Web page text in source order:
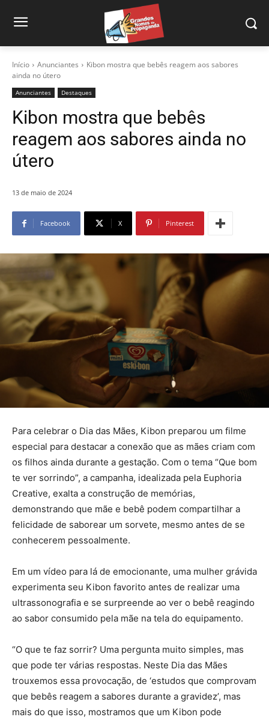
Início Anunciantes
Kibon mostra que bebês reagem aos sabores
ainda no útero
Anunciantes Destaques
Kibon mostra que bebês
reagem aos sabores ainda no
útero
13 de maio de 2024
Facebook X Pinterest
Para celebrar o Dia das Mães, Kibon preparou um filme
especial para destacar a conexão que as mães criam com
os filhos ainda durante a gestação. Com o tema “Que bom
te ver sorrindo”, a campanha, idealizada pela Euphoria
Creative, exalta a construção de memórias,
demonstrando que mãe e bebê podem compartilhar a
felicidade de saborear um sorvete, mesmo antes de se
conhecerem pessoalmente.
Em um vídeo para lá de emocionante, uma mulher grávida
experimenta seu Kibon favorito antes de realizar uma
ultrassonografia e se surpreende ao ver o bebê reagindo
ao sabor consumido pela mãe na tela do equipamento.
“O que te faz sorrir? Uma pergunta muito simples, mas
que pode ter várias respostas. Neste Dia das Mães
trouxemos essa provocação, de ‘estudos que comprovam
que bebês reagem a sabores durante a gravidez’, mas
mais do que isso, mostramos que um Kibon pode